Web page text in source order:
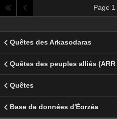
Page 1
Quêtes des Arkasodaras
Quêtes des peuples alliés (ARR
Quêtes
Base de données d'Éorzéa